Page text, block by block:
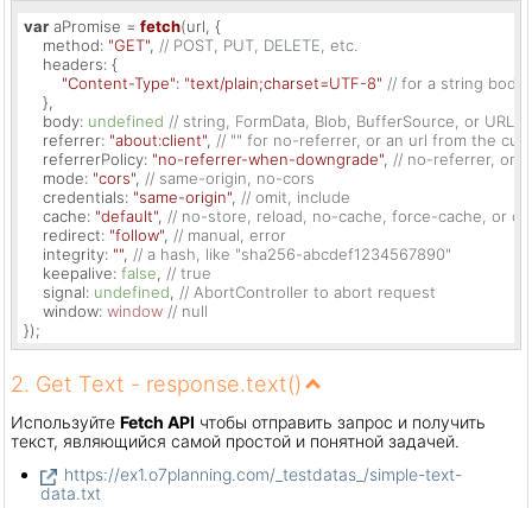
var aPromise = fetch(url, {
method: "GET", // POST, PUT, DELETE, etc.
headers: {
"Content-Type": "text/plain;charset=UTF-8" // for a string
    },
body: undefined // string, FormData, Blob, BufferSource, or
referrer: "about:client", // "" for no-referrer, or an url from the
referrerPolicy: "no-referrer-when-downgrade", // no-referrer,
mode: "cors", // same-origin, no-cors
credentials: "same-origin", // omit, include
cache: "default", // no-store, reload, no-cache, force-cache, or
redirect: "follow", // manual, error
integrity: "", // a hash, like "sha256-abcdef1234567890"
keepalive: false, // true
signal: undefined, // AbortController to abort request
window: window // null
});
2. Get Text - response.text()
Используйте Fetch API чтобы отправить запрос и получить
текст, являющийся самой простой и понятной задачей.
https://ex1.o7planning.com/_testdatas_/simple-text-
data.txt